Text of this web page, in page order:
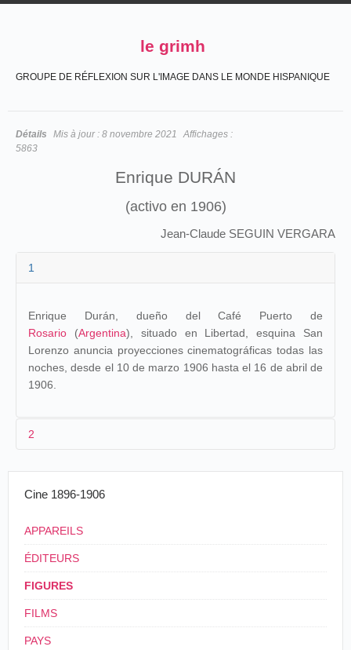
le grimh
GROUPE DE RÉFLEXION SUR L'IMAGE DANS LE MONDE HISPANIQUE
Détails Mis à jour : 8 novembre 2021
Affichages :
5863
Enrique DURÁN
(activo en 1906)
Jean-Claude SEGUIN VERGARA
1
Enrique Durán, dueño del Café Puerto de
Rosario (Argentina), situado en Libertad, esquina San
Lorenzo anuncia proyecciones cinematográficas todas las
noches, desde el 10 de marzo 1906 hasta el 16 de abril de
1906.
2
Cine 1896-1906
APPAREILS
ÉDITEURS
FIGURES
FILMS
PAYS